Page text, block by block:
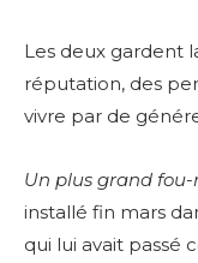
Les deux gardent
réputation, des
vivre par de
Un plus grand fou-
installé fin mars
qui lui avait passé